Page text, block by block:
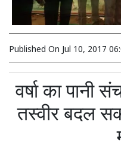
Published On Jul 10, 2017
वर्षा का पानी
तस्वीर बदल